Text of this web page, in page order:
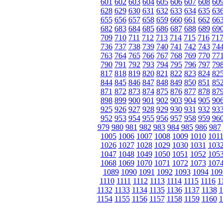
628 629 630 631 632 633 634 635
655 656 657 658 659 660 661 662
682 683 684 685 686 687 688 689
709 710 711 712 713 714 715 716 717
736 737 738 739 740 741 742 743
763 764 765 766 767 768 769 770
790 791 792 793 794 795 796 797
817 818 819 820 821 822 823 824
844 845 846 847 848 849 850 851
871 872 873 874 875 876 877 878
898 899 900 901 902 903 904 905
925 926 927 928 929 930 931 932
952 953 954 955 956 957 958 959
979 980 981 982 983 984 985 986 987
1005 1006 1007 1008 1009 1010 1011
1026 1027 1028 1029 1030 1031
1047 1048 1049 1050 1051 1052
1068 1069 1070 1071 1072 1073
1089 1090 1091 1092 1093 1094
1110 1111 1112 1113 1114 1115 1116
1132 1133 1134 1135 1136 1137 1138
1154 1155 1156 1157 1158 1159 1160